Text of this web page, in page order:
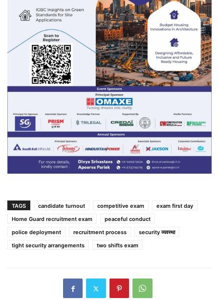
TAGS candidate turnout competitive exam
exam first day
Home Guard recruitment exam
peaceful conduct
police deployment
recruitment process
security व्यवस्था
tight security arrangements
two shifts exam